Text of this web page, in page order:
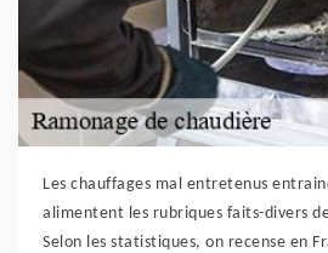
Les chauffages mal entretenus
alimentent les rubriques faits-divers
Selon les statistiques, on recense en